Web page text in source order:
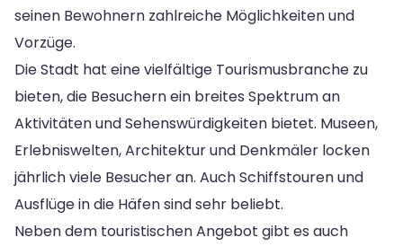
seinen Bewohnern zahlreiche Möglichkeiten und
Vorzüge.
Die Stadt hat eine vielfältige Tourismusbranche zu
bieten, die Besuchern ein breites Spektrum an
Aktivitäten und Sehenswürdigkeiten bietet. Museen,
Erlebniswelten, Architektur und Denkmäler locken
jährlich viele Besucher an. Auch Schiffstouren und
Ausflüge in die Häfen sind sehr beliebt.
Neben dem touristischen Angebot gibt es auch